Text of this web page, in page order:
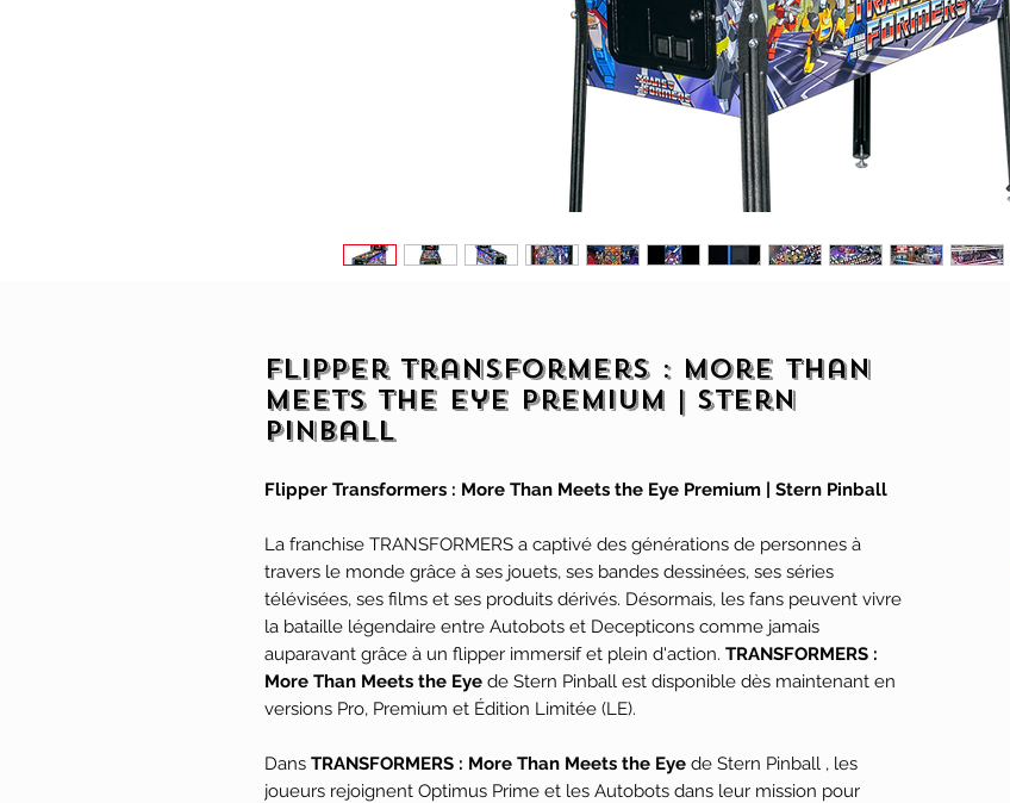
Flipper Transformers : More Than
Meets the Eye Premium | Stern
Pinball
Flipper Transformers : More Than Meets the Eye Premium | Stern Pinball
La franchise TRANSFORMERS a captivé des générations de personnes à
travers le monde grâce à ses jouets, ses bandes dessinées, ses séries
télévisées, ses films et ses produits dérivés. Désormais, les fans peuvent vivre
la bataille légendaire entre Autobots et Decepticons comme jamais
auparavant grâce à un flipper immersif et plein d'action. TRANSFORMERS :
More Than Meets the Eye de Stern Pinball est disponible dès maintenant en
versions Pro, Premium et Édition Limitée (LE).
Dans TRANSFORMERS : More Than Meets the Eye de Stern Pinball , les
joueurs rejoignent Optimus Prime et les Autobots dans leur mission pour